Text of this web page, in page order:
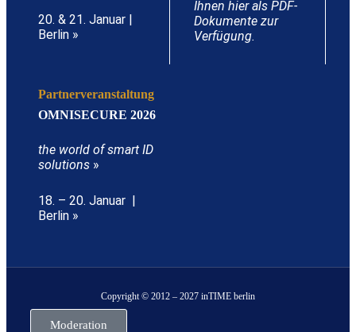
20. & 21. Januar |
Berlin »
Ihnen hier als PDF-
Dokumente zur
Verfügung.
Partnerveranstaltung
OMNISECURE 2026
the world of smart ID
solutions »
18. – 20. Januar |
Berlin »
Copyright © 2012 – 2027 inTIME berlin
Moderation